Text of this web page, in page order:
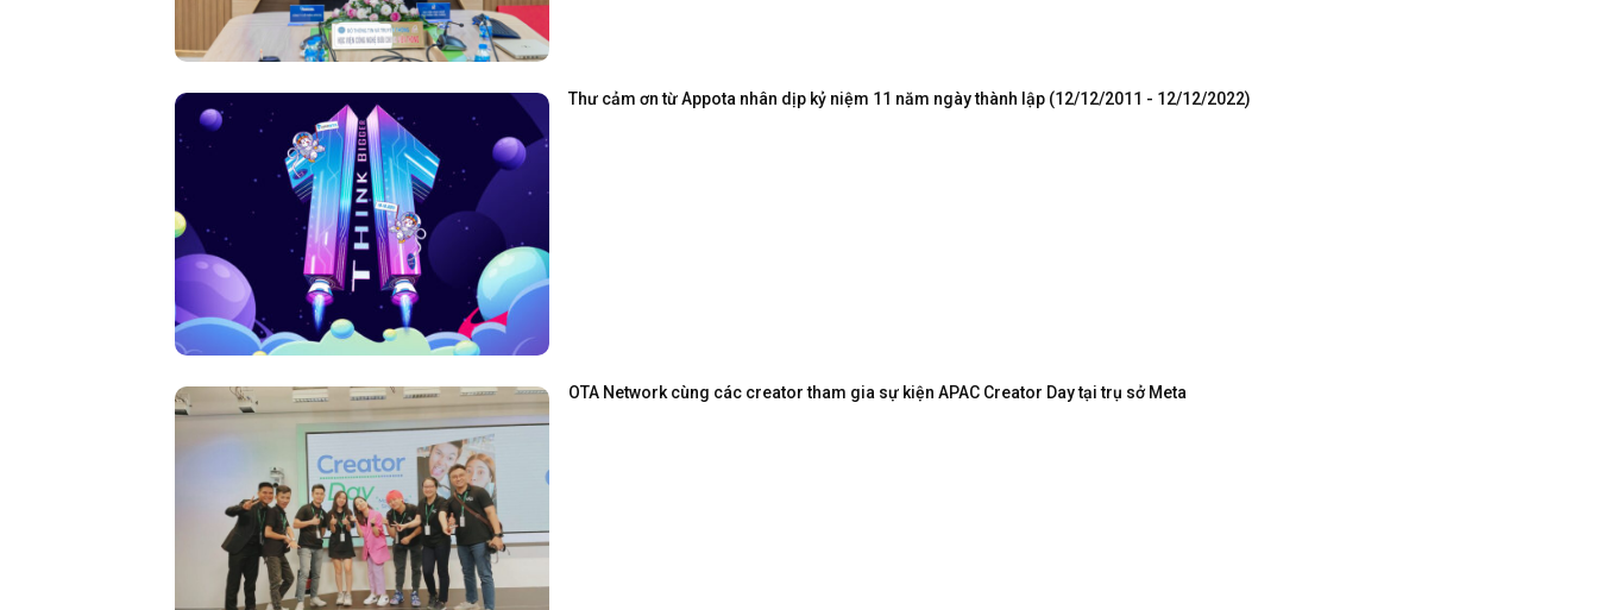
Thư cảm ơn từ Appota nhân dịp kỷ niệm 11 năm ngày thành lập (12/12/2011 - 12/12/2022)
OTA Network cùng các creator tham gia sự kiện APAC Creator Day tại trụ sở Meta